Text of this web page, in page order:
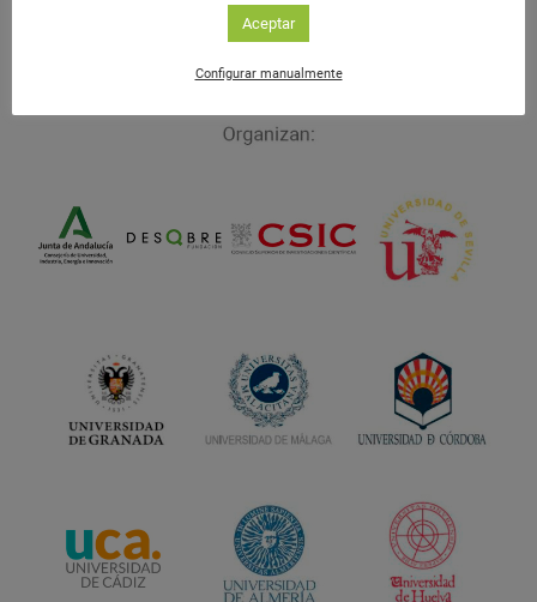
#NIGHTSpain
Aceptar
Configurar manualmente